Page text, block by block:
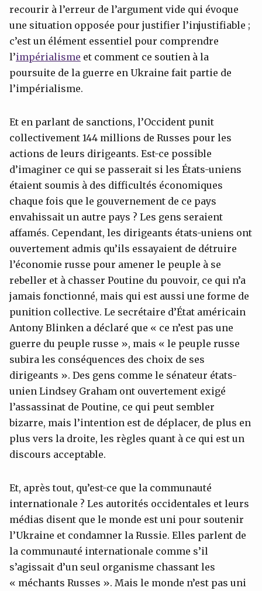
recourir à l’erreur de l’argument vide qui évoque
une situation opposée pour justifier l’injustifiable ;
c’est un élément essentiel pour comprendre
l’impérialisme et comment ce soutien à la
poursuite de la guerre en Ukraine fait partie de
l’impérialisme.
Et en parlant de sanctions, l’Occident punit
collectivement 144 millions de Russes pour les
actions de leurs dirigeants. Est-ce possible
d’imaginer ce qui se passerait si les États-uniens
étaient soumis à des difficultés économiques
chaque fois que le gouvernement de ce pays
envahissait un autre pays ? Les gens seraient
affamés. Cependant, les dirigeants états-uniens ont
ouvertement admis qu’ils essayaient de détruire
l’économie russe pour amener le peuple à se
rebeller et à chasser Poutine du pouvoir, ce qui n’a
jamais fonctionné, mais qui est aussi une forme de
punition collective. Le secrétaire d’État américain
Antony Blinken a déclaré que « ce n’est pas une
guerre du peuple russe », mais « le peuple russe
subira les conséquences des choix de ses
dirigeants ». Des gens comme le sénateur états-
unien Lindsey Graham ont ouvertement exigé
l’assassinat de Poutine, ce qui peut sembler
bizarre, mais l’intention est de déplacer, de plus en
plus vers la droite, les règles quant à ce qui est un
discours acceptable.
Et, après tout, qu’est-ce que la communauté
internationale ? Les autorités occidentales et leurs
médias disent que le monde est uni pour soutenir
l’Ukraine et condamner la Russie. Elles parlent de
la communauté internationale comme s’il
s’agissait d’un seul organisme chassant les
« méchants Russes ». Mais le monde n’est pas uni